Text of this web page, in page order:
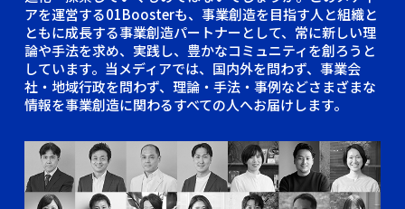
アを運営する01Boosterも、事業創造を目指す人と組織と
ともに成長する事業創造パートナーとして、常に新しい理
論や手法を求め、実践し、豊かなコミュニティを創ろうと
しています。当メディアでは、国内外を問わず、事業会
社・地域行政を問わず、理論・手法・事例などさまざまな
情報を事業創造に関わるすべての人へお届けします。